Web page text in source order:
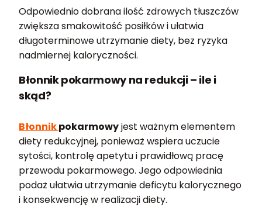
Odpowiednio dobrana ilość zdrowych tłuszczów
zwiększa smakowitość posiłków i ułatwia
długoterminowe utrzymanie diety, bez ryzyka
nadmiernej kaloryczności.
Błonnik pokarmowy na redukcji – ile i
skąd?
Błonnikpokarmowyjest ważnym elementem
diety redukcyjnej, ponieważ wspiera uczucie
sytości, kontrolę apetytu i prawidłową pracę
przewodu pokarmowego. Jego odpowiednia
podaż ułatwia utrzymanie deficytu kalorycznego
i konsekwencję w realizacji diety.